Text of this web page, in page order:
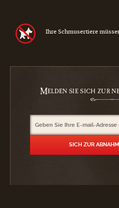
Ihre Schmusertiere
MELDEN SIE SICH ZUR